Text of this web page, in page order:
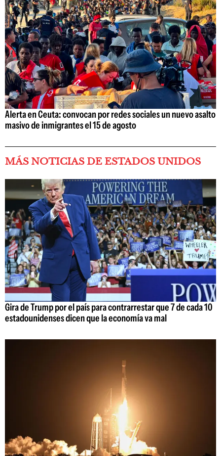
Alerta en Ceuta: convocan por redes sociales un nuevo asalto
masivo de inmigrantes el 15 de agosto
MÁS NOTICIAS DE ESTADOS UNIDOS
Gira de Trump por el país para contrarrestar que 7 de cada 10
estadounidenses dicen que la economía va mal